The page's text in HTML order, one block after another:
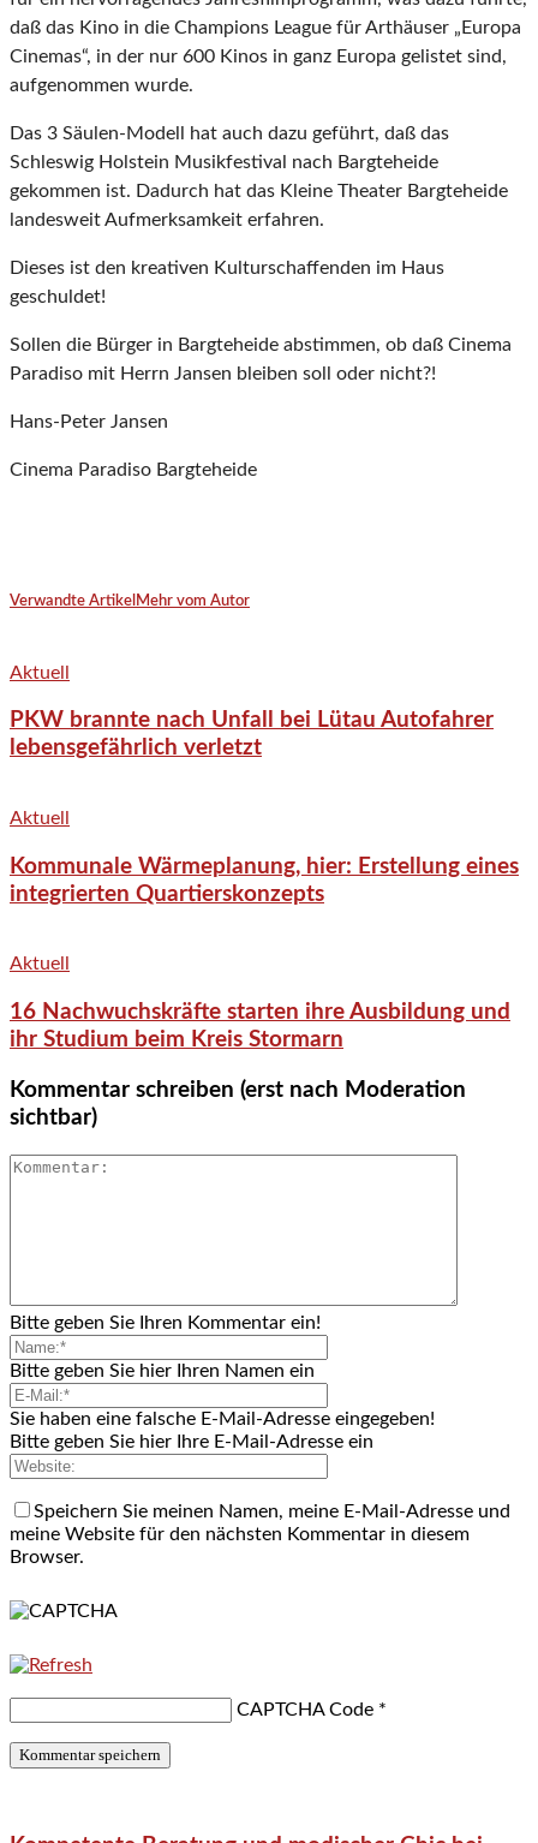
daß das Kino in die Champions League für Arthäuser „Europa
Cinemas“, in der nur 600 Kinos in ganz Europa gelistet sind,
aufgenommen wurde.
Das 3 Säulen-Modell hat auch dazu geführt, daß das
Schleswig Holstein Musikfestival nach Bargteheide
gekommen ist. Dadurch hat das Kleine Theater Bargteheide
landesweit Aufmerksamkeit erfahren.
Dieses ist den kreativen Kulturschaffenden im Haus
geschuldet!
Sollen die Bürger in Bargteheide abstimmen, ob daß Cinema
Paradiso mit Herrn Jansen bleiben soll oder nicht?!
Hans-Peter Jansen
Cinema Paradiso Bargteheide
Verwandte Artikel Mehr vom Autor
Aktuell
PKW brannte nach Unfall bei Lütau Autofahrer
lebensgefährlich verletzt
Aktuell
Kommunale Wärmeplanung, hier: Erstellung eines
integrierten Quartierskonzepts
Aktuell
16 Nachwuchskräfte starten ihre Ausbildung und
ihr Studium beim Kreis Stormarn
Kommentar schreiben (erst nach Moderation
sichtbar)
Bitte geben Sie Ihren Kommentar ein!
Bitte geben Sie hier Ihren Namen ein
Sie haben eine falsche E-Mail-Adresse eingegeben!
Bitte geben Sie hier Ihre E-Mail-Adresse ein
Speichern Sie meinen Namen, meine E-Mail-Adresse und
meine Website für den nächsten Kommentar in diesem
Browser.
CAPTCHA Code *